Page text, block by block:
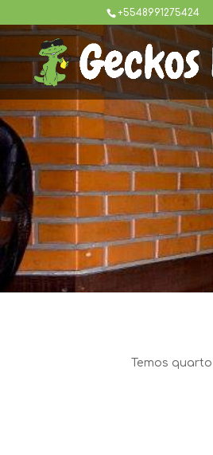
+5548991275424
Temos